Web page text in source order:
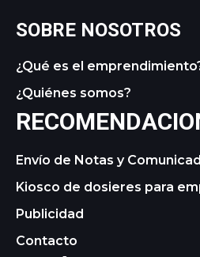
SOBRE NOSOTROS
¿Qué es el
¿Quiénes somos?
Envío de Notas y
Kiosco de dosieres para
Publicidad
Contacto